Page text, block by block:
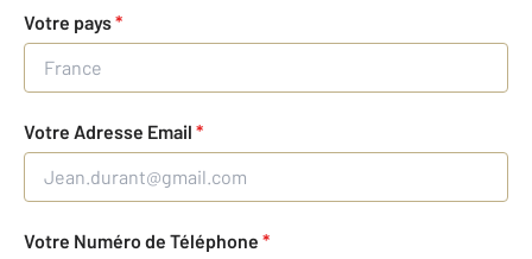
Votre pays*
Votre Adresse Email *
Votre Numéro de Téléphone *